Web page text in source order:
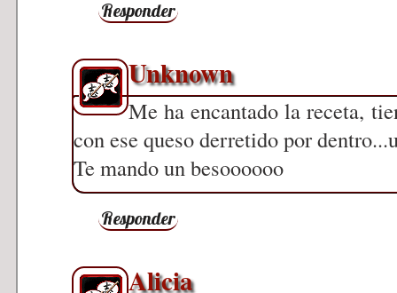
Responder
Unknown
Me ha encantado la receta,
con ese queso derretido por
Te mando un besoooooo
Responder
Alicia